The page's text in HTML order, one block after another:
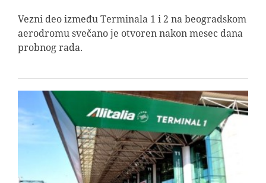
Vezni deo između Terminala 1 i 2 na beogradskom
aerodromu svečano je otvoren nakon mesec dana
probnog rada.